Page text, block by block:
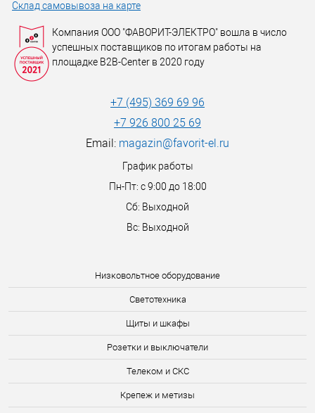
Низковольтное оборудование
Светотехника
Щиты и шкафы
Розетки и выключатели
Телеком и СКС
Крепеж и метизы
Склад самовывоза на карте
Компания ООО "ФАВОРИТ-ЭЛЕКТРО" вошла в число
успешных поставщиков по итогам работы на
площадке B2B-Center в 2020 году
+7 (495) 369 69 96
+7 926 800 25 69
Email: magazin@favorit-el.ru
График работы
Пн-Пт: с 9:00 до 18:00
Сб: Выходной
Вс: Выходной